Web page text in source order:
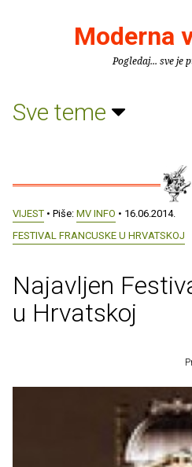
Moderna
Pogledaj... sve je
Sve teme
VIJEST • Piše: MV INFO • 16.06.2014.
FESTIVAL FRANCUSKE U HRVATSKOJ
Najavljen
u Hrvatskoj